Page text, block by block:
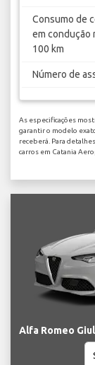
Consumo de
em condução
100 km
Número de
As especificações
garantir o modelo
receberá. Para
carros em Catania
Alfa Romeo